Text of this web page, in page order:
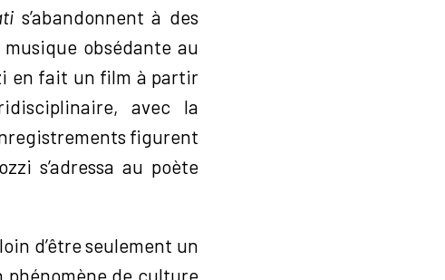
s’abandonnent à des
obsédante au
en fait un film à partir
avec la
figurent
s’adressa au poète
d’être seulement un
phénomène de culture